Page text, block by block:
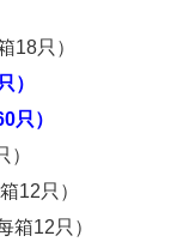
18只）
只）
只）
）
12 只）
箱12 只）